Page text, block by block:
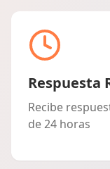
Respuesta
Recibe
de 24 horas